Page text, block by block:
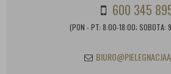
600 345
(PON - PT: 8:00-18:00; SOBOTA: